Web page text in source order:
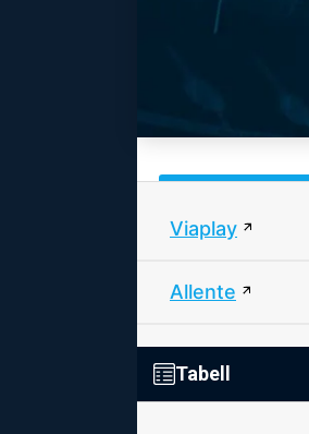
Viaplay
Allente
Tabell